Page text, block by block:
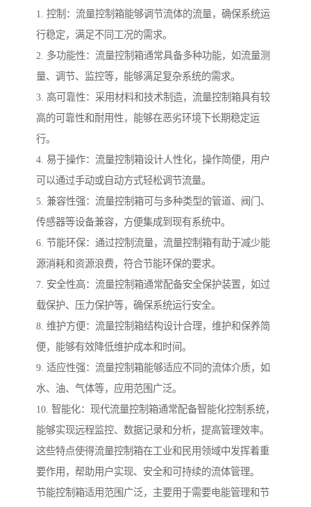
1. 控制：流量控制箱能够调节流体的流量，确保系统运
行稳定，满足不同工况的需求。
2. 多功能性：流量控制箱通常具备多种功能，如流量测
量、调节、监控等，能够满足复杂系统的需求。
3. 高可靠性：采用材料和技术制造，流量控制箱具有较
高的可靠性和耐用性，能够在恶劣环境下长期稳定运
行。
4. 易于操作：流量控制箱设计人性化，操作简便，用户
可以通过手动或自动方式轻松调节流量。
5. 兼容性强：流量控制箱可与多种类型的管道、阀门、
传感器等设备兼容，方便集成到现有系统中。
6. 节能环保：通过控制流量，流量控制箱有助于减少能
源消耗和资源浪费，符合节能环保的要求。
7. 安全性高：流量控制箱通常配备安全保护装置，如过
载保护、压力保护等，确保系统运行安全。
8. 维护方便：流量控制箱结构设计合理，维护和保养简
便，能够有效降低维护成本和时间。
9. 适应性强：流量控制箱能够适应不同的流体介质，如
水、油、气体等，应用范围广泛。
10. 智能化：现代流量控制箱通常配备智能化控制系统，
能够实现远程监控、数据记录和分析，提高管理效率。
这些特点使得流量控制箱在工业和民用领域中发挥着重
要作用，帮助用户实现、安全和可持续的流体管理。
节能控制箱适用范围广泛，主要用于需要电能管理和节